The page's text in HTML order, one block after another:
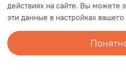
Документы
действиях на сайте. Вы можете
эти данные в настройках вашего